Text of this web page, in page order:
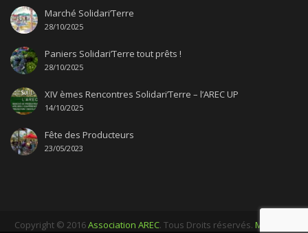
Marché Solidari’Terre
28/10/2025
Paniers Solidari’Terre tout prêts !
28/10/2025
XIV èmes Rencontres Solidari’Terre – l’AREC UP
14/10/2025
Fête des Producteurs
23/05/2023
Copyright © 2016Association AREC. Tous Droits réservés. Mentions